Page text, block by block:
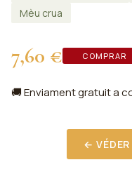
Mèu crua
7,60 € COMPRAR
🚚 Enviament gratuit a
←